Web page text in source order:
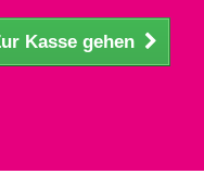
Kasse gehen